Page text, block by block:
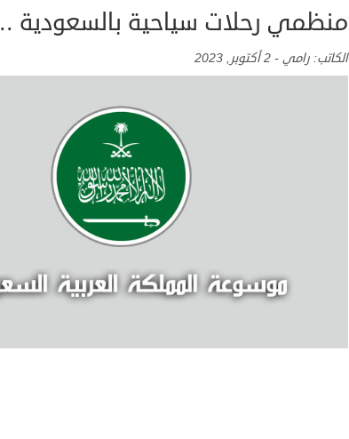
منظمي رحلات سياحية بالسعودية ..
الكاتب: رامي - 2 أكتوبر, 2023